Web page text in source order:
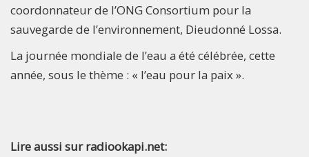
coordonnateur de l’ONG Consortium pour la
sauvegarde de l’environnement, Dieudonné Lossa.
La journée mondiale de l’eau a été célébrée, cette
année, sous le thème : « l’eau pour la paix ».
Lire aussi sur radiookapi.net: